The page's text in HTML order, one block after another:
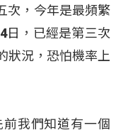
次，今年是最頻繁
日，已經是第三次
狀況，恐怕機率上
我們知道有一個